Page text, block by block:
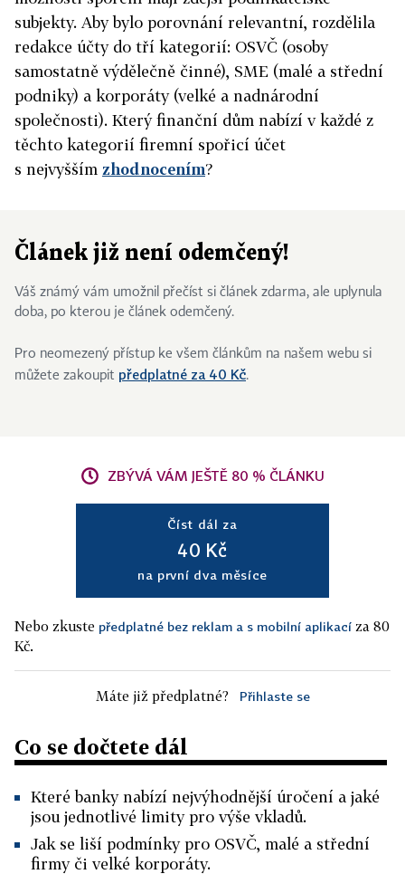
subjekty. Aby bylo porovnání relevantní, rozdělila
redakce účty do tří kategorií: OSVČ (osoby
samostatně výdělečně činné), SME (malé a střední
podniky) a korporáty (velké a nadnárodní
společnosti). Který finanční dům nabízí v každé z
těchto kategorií firemní spořicí účet
s nejvyšším zhodnocením?
Článek již není odemčený!
Váš známý vám umožnil přečíst si článek zdarma, ale uplynula
doba, po kterou je článek odemčený.
Pro neomezený přístup ke všem článkům na našem webu si
můžete zakoupit předplatné za 40 Kč.
ZBÝVÁ VÁM JEŠTĚ 80 % ČLÁNKU
Číst dál za
40 Kč
na první dva měsíce
Nebo zkuste předplatné bez reklam a s mobilní aplikací za 80
Kč.
Máte již předplatné? Přihlaste se
Co se dočtete dál
Které banky nabízí nejvýhodnější úročení a jaké
jsou jednotlivé limity pro výše vkladů.
Jak se liší podmínky pro OSVČ, malé a střední
firmy či velké korporáty.